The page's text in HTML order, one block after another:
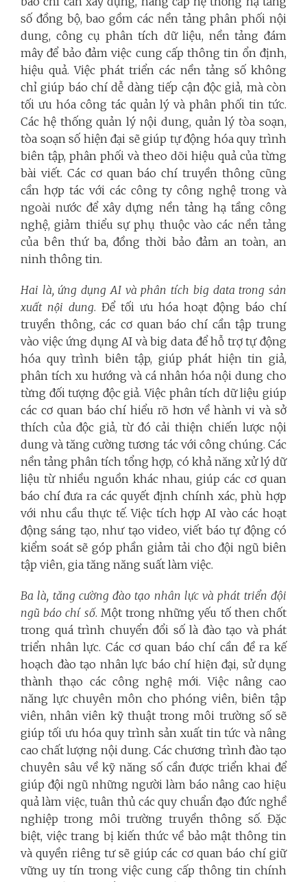
số đồng bộ, bao gồm các nền tảng phân phối nội
dung, công cụ phân tích dữ liệu, nền tảng đám
mây để bảo đảm việc cung cấp thông tin ổn định,
hiệu quả. Việc phát triển các nền tảng số không
chỉ giúp báo chí dễ dàng tiếp cận độc giả, mà còn
tối ưu hóa công tác quản lý và phân phối tin tức.
Các hệ thống quản lý nội dung, quản lý tòa soạn,
tòa soạn số hiện đại sẽ giúp tự động hóa quy trình
biên tập, phân phối và theo dõi hiệu quả của từng
bài viết. Các cơ quan báo chí truyền thông cũng
cần hợp tác với các công ty công nghệ trong và
ngoài nước để xây dựng nền tảng hạ tầng công
nghệ, giảm thiểu sự phụ thuộc vào các nền tảng
của bên thứ ba, đồng thời bảo đảm an toàn, an
ninh thông tin.
Hai là, ứng dụng AI và phân tích big data trong sản
xuất nội dung. Để tối ưu hóa hoạt động báo chí
truyền thông, các cơ quan báo chí cần tập trung
vào việc ứng dụng AI và big data để hỗ trợ tự động
hóa quy trình biên tập, giúp phát hiện tin giả,
phân tích xu hướng và cá nhân hóa nội dung cho
từng đối tượng độc giả. Việc phân tích dữ liệu giúp
các cơ quan báo chí hiểu rõ hơn về hành vi và sở
thích của độc giả, từ đó cải thiện chiến lược nội
dung và tăng cường tương tác với công chúng. Các
nền tảng phân tích tổng hợp, có khả năng xử lý dữ
liệu từ nhiều nguồn khác nhau, giúp các cơ quan
báo chí đưa ra các quyết định chính xác, phù hợp
với nhu cầu thực tế. Việc tích hợp AI vào các hoạt
động sáng tạo, như tạo video, viết báo tự động có
kiểm soát sẽ góp phần giảm tải cho đội ngũ biên
tập viên, gia tăng năng suất làm việc.
Ba là, tăng cường đào tạo nhân lực và phát triển đội
ngũ báo chí số. Một trong những yếu tố then chốt
trong quá trình chuyển đổi số là đào tạo và phát
triển nhân lực. Các cơ quan báo chí cần đề ra kế
hoạch đào tạo nhân lực báo chí hiện đại, sử dụng
thành thạo các công nghệ mới. Việc nâng cao
năng lực chuyên môn cho phóng viên, biên tập
viên, nhân viên kỹ thuật trong môi trường số sẽ
giúp tối ưu hóa quy trình sản xuất tin tức và nâng
cao chất lượng nội dung. Các chương trình đào tạo
chuyên sâu về kỹ năng số cần được triển khai để
giúp đội ngũ những người làm báo nâng cao hiệu
quả làm việc, tuân thủ các quy chuẩn đạo đức nghề
nghiệp trong môi trường truyền thông số. Đặc
biệt, việc trang bị kiến thức về bảo mật thông tin
và quyền riêng tư sẽ giúp các cơ quan báo chí giữ
vững uy tín trong việc cung cấp thông tin chính